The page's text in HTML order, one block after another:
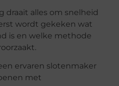
draait alles om snelheid
wordt gekeken wat
is en welke methode
ervaren slotenmaker
met